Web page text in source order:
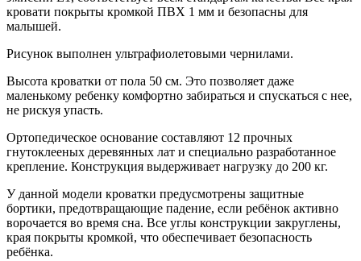
кровати покрыты кромкой ПВХ 1 мм и безопасны для
малышей.
Рисунок выполнен ультрафиолетовыми чернилами.
Высота кроватки от пола 50 см. Это позволяет даже
маленькому ребенку комфортно забираться и спускаться с нее,
не рискуя упасть.
Ортопедическое основание составляют 12 прочных
гнутоклееных деревянных лат и специально разработанное
крепление. Конструкция выдерживает нагрузку до 200 кг.
У данной модели кроватки предусмотрены защитные
бортики, предотвращающие падение, если ребёнок активно
ворочается во время сна. Все углы конструкции закруглены,
края покрыты кромкой, что обеспечивает безопасность
ребёнка.